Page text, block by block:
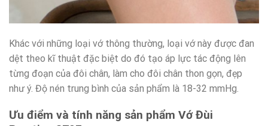
Khác với những loại vớ thông thường, loại vớ này được đan
dệt theo kĩ thuật đặc biệt do đó tạo áp lực tác động lên
từng đoạn của đôi chân, làm cho đôi chân thon gọn, đẹp
như ý. Độ nén trung bình của sản phẩm là 18-32 mmHg.
Ưu điểm và tính năng sản phẩm Vớ Đùi